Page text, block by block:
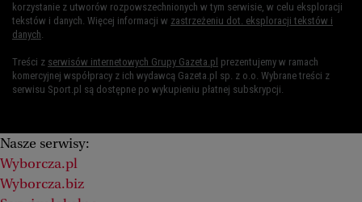
korzystanie z utworów rozpowszechnionych w tym serwisie, w celu eksploracji
tekstów i danych. Więcej informacji w zastrzeżeniu dot. eksploracji tekstów i
danych.
Treści z serwisów internetowych Grupy Gazeta.pl prezentujemy w ramach
komercyjnej współpracy z ich wydawcą Gazeta.pl sp. z o.o. Wybrane treści z
serwisu Sport.pl są dostępne po wykupieniu płatnej subskrypcji.
Nasze serwisy:
Wyborcza.pl
Wyborcza.biz